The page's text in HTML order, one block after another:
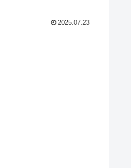
2025.07.23